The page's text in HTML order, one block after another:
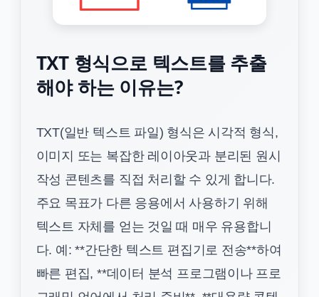
TXT 형식으로 텍스트를 추출
해야 하는 이유는?
TXT(일반 텍스트 파일) 형식은 시각적 형식,
이미지 또는 복잡한 레이아웃과 분리된 원시
작성 콘텐츠를 직접 처리할 수 있게 합니다.
주요 목표가 다른 응용에서 사용하기 위해
텍스트 자체를 얻는 것일 때 매우 유용합니
다. 예: **간단한 텍스트 편집기로 전송**하여
빠른 편집, **데이터 분석 프로그램이나 프로